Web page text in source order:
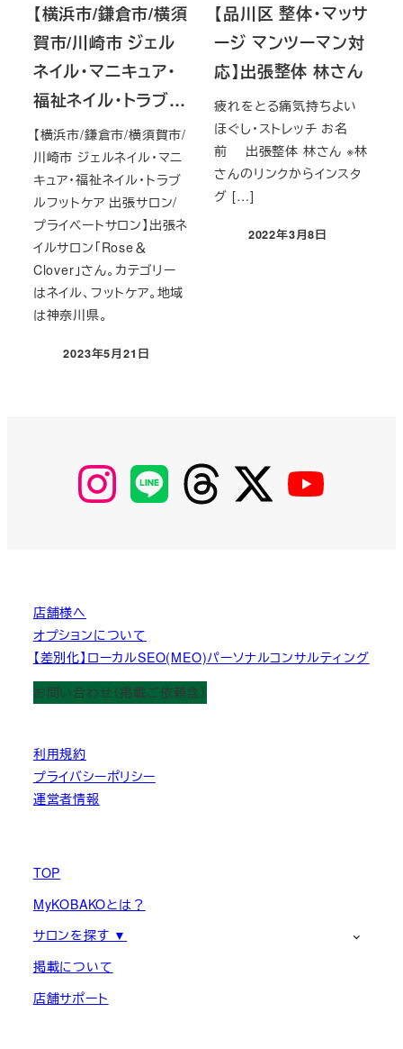
【横浜市/鎌倉市/横須
賀市/川崎市 ジェル
ネイル・マニキュア・
福祉ネイル・トラブ…
【横浜市/鎌倉市/横須賀市/
川崎市 ジェルネイル・マニ
キュア・福祉ネイル・トラブ
ルフットケア 出張サロン/
プライベートサロン】出張ネ
イルサロン「Rose＆
Clover」さん。カテゴリー
はネイル、フットケア。地域
は神奈川県。
投稿日
2023年5月21日
【品川区 整体・マッサ
ージ マンツーマン対
応】出張整体 林さん
疲れをとる痛気持ちよい
ほぐし・ストレッチ お名
前 出張整体 林さん ※林
さんのリンクからインスタ
グ […]
投稿日
2022年3月8日
【Instagram】
MyKOBAKO
【LINE】 【threads】 【Twitter】
店舗様へ
オプションについて
【差別化】ローカルSEO(MEO)パーソナルコンサルティング
お問い合わせ（掲載ご依頼含）
利用規約
プライバシーポリシー
運営者情報
TOP
MyKOBAKOとは？
サロンを探す ▼
掲載について
店舗サポート